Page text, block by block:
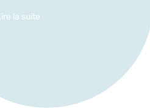
la suite